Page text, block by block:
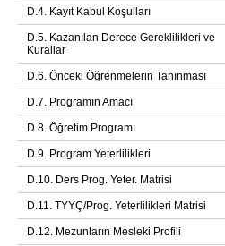
D.4. Kayıt Kabul Koşulları
D.5. Kazanılan Derece Gereklilikleri ve
Kurallar
D.6. Önceki Öğrenmelerin Tanınması
D.7. Programın Amacı
D.8. Öğretim Programı
D.9. Program Yeterlilikleri
D.10. Ders Prog. Yeter. Matrisi
D.11. TYYÇ/Prog. Yeterlilikleri Matrisi
D.12. Mezunların Mesleki Profili